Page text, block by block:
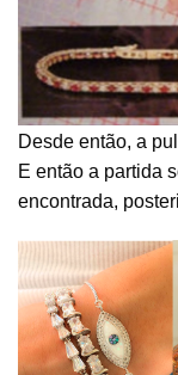
Desde então, a
E então a partida
encontrada,